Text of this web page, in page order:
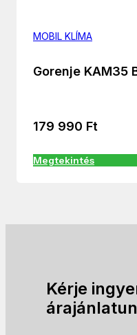
MOBIL KLÍMA
Gorenje KAM35
179 990 Ft
Megtekintés
Kérje